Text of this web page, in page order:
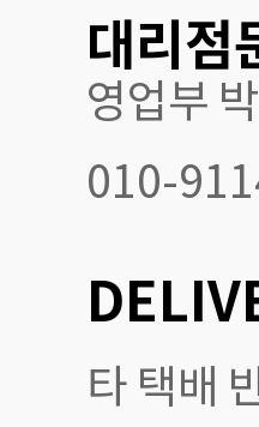
대리점
영업부
010-
타 택배